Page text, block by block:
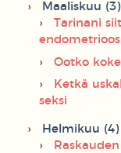
Maaliskuu (3)
Tarinani
Ootko
Ketkä
seksi
Helmikuu (4)